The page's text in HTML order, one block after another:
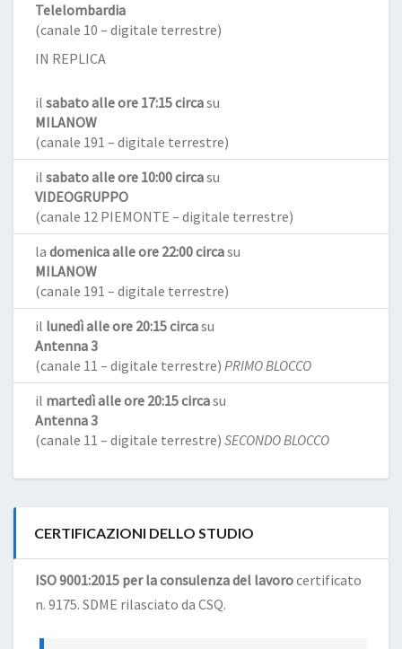
Telelombardia
(canale 10 – digitale terrestre)
IN REPLICA
il sabato alle ore 17:15 circasu
MILANOW
(canale 191 – digitale terrestre)
il sabato alle ore 10:00 circasu
VIDEOGRUPPO
(canale 12 PIEMONTE – digitale terrestre)
la domenica alle ore 22:00 circasu
MILANOW
(canale 191 – digitale terrestre)
il lunedì alle ore 20:15 circasu
Antenna 3
(canale 11 – digitale terrestre) PRIMO BLOCCO
il martedì alle ore 20:15 circasu
Antenna 3
(canale 11 – digitale terrestre) SECONDO BLOCCO
CERTIFICAZIONI DELLO STUDIO
ISO 9001:2015 per la consulenza del lavorocertificato
n. 9175. SDME rilasciato da CSQ.